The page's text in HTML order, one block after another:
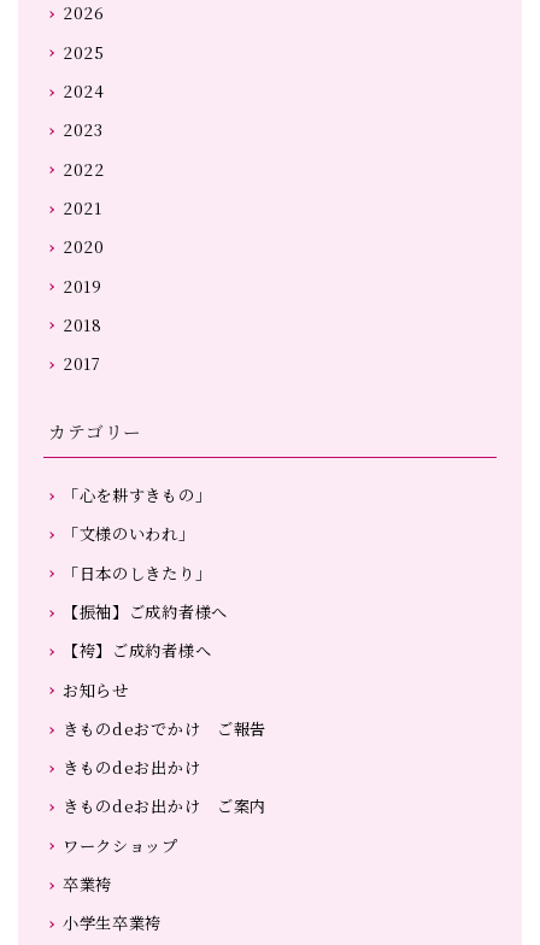
2026
2025
2024
2023
2022
2021
2020
2019
2018
2017
カテゴリー
「心を耕すきもの」
「文様のいわれ」
「日本のしきたり」
【振袖】ご成約者様へ
【袴】ご成約者様へ
お知らせ
きものdeおでかけ ご報告
きものdeお出かけ
きものdeお出かけ ご案内
ワークショップ
卒業袴
小学生卒業袴